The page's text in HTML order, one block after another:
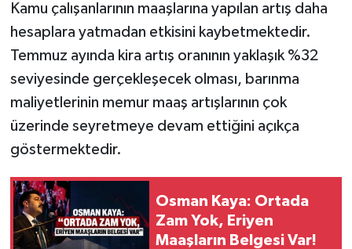
Kamu çalışanlarının maaşlarına yapılan artış daha
hesaplara yatmadan etkisini kaybetmektedir.
Temmuz ayında kira artış oranının yaklaşık %32
seviyesinde gerçekleşecek olması, barınma
maliyetlerinin memur maaş artışlarının çok
üzerinde seyretmeye devam ettiğini açıkça
göstermektedir.
Osman Kaya: Ortada
Zam Yok, Eriyen
Maaşların Belgesi Var!